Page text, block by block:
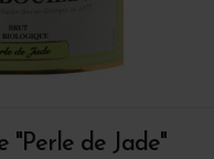
"Perle de Jade"